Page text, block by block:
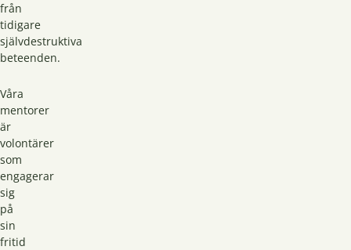
från
tidigare
självdestruktiva
beteenden.
Våra
mentorer
är
volontärer
som
engagerar
sig
på
sin
fritid